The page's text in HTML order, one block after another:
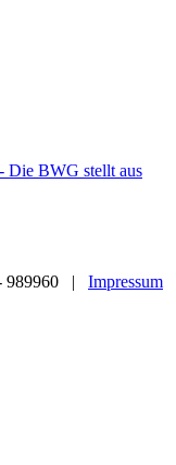
Die BWG stellt aus
989960 | Impressum